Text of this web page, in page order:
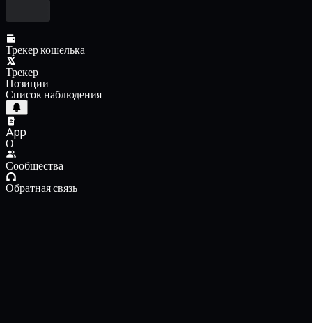
Трекер кошелька
Трекер
Позиции
Список наблюдения
App
О
Сообщества
Обратная связь